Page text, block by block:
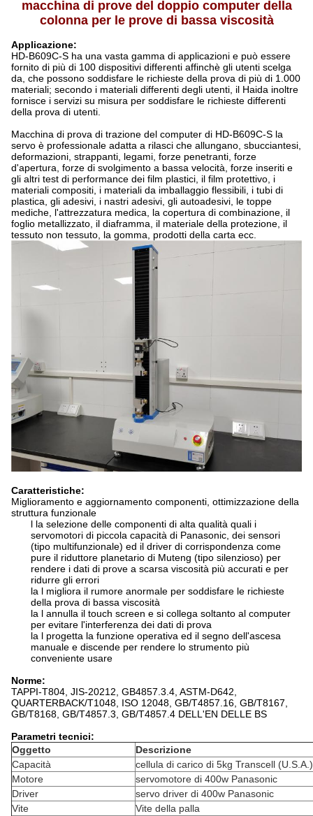
macchina di prove del doppio computer della
colonna per le prove di bassa viscosità
Applicazione:
HD-B609C-S ha una vasta gamma di applicazioni e può essere
fornito di più di 100 dispositivi differenti affinchè gli utenti scelga
da, che possono soddisfare le richieste della prova di più di 1.000
materiali; secondo i materiali differenti degli utenti, il Haida inoltre
fornisce i servizi su misura per soddisfare le richieste differenti
della prova di utenti.
Macchina di prova di trazione del computer di HD-B609C-S la
servo è professionale adatta a rilasci che allungano, sbucciantesi,
deformazioni, strappanti, legami, forze penetranti, forze
d'apertura, forze di svolgimento a bassa velocità, forze inseriti e
gli altri test di performance dei film plastici, il film protettivo, i
materiali compositi, i materiali da imballaggio flessibili, i tubi di
plastica, gli adesivi, i nastri adesivi, gli autoadesivi, le toppe
mediche, l'attrezzatura medica, la copertura di combinazione, il
foglio metallizzato, il diaframma, il materiale della protezione, il
tessuto non tessuto, la gomma, prodotti della carta ecc.
Caratteristiche:
Miglioramento e aggiornamento componenti, ottimizzazione della
struttura funzionale
l la selezione delle componenti di alta qualità quali i
servomotori di piccola capacità di Panasonic, dei sensori
(tipo multifunzionale) ed il driver di corrispondenza come
pure il riduttore planetario di Muteng (tipo silenzioso) per
rendere i dati di prove a scarsa viscosità più accurati e per
ridurre gli errori
la l migliora il rumore anormale per soddisfare le richieste
della prova di bassa viscosità
la l annulla il touch screen e si collega soltanto al computer
per evitare l'interferenza dei dati di prova
la l progetta la funzione operativa ed il segno dell'ascesa
manuale e discende per rendere lo strumento più
conveniente usare
Norme:
TAPPI-T804, JIS-20212, GB4857.3.4, ASTM-D642,
QUARTERBACK/T1048, ISO 12048, GB/T4857.16, GB/T8167,
GB/T8168, GB/T4857.3, GB/T4857.4 DELL'EN DELLE BS
Parametri tecnici:
Oggetto
Descrizione
Capacità
cellula di carico di 5kg Transcell (U.S.A.)
Motore
servomotore di 400w Panasonic
Driver
servo driver di 400w Panasonic
Vite
Vite della palla